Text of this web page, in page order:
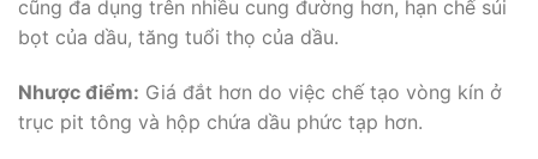
cũng đa dụng trên nhiều cung đường hơn, hạn chế sủi
bọt của dầu, tăng tuổi thọ của dầu.
Nhược điểm: Giá đắt hơn do việc chế tạo vòng kín ở
trục pit tông và hộp chứa dầu phức tạp hơn.